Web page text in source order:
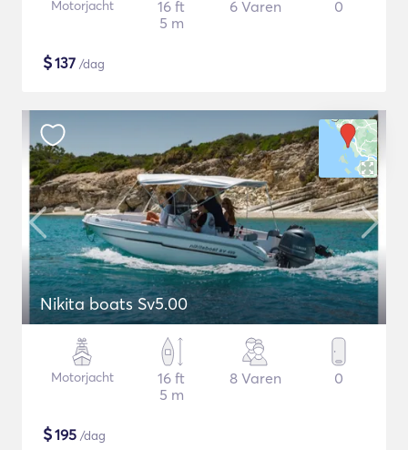
Motorjacht
16 ft
5 m
6 Varen 0
$137 /dag
Nikita boats Sv5.00
Motorjacht
16 ft
5 m
8 Varen 0
$195 /dag